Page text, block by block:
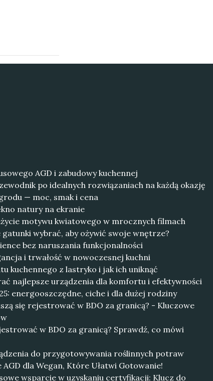
AGD i zabudowy kuchennej
po idealnych rozwiązaniach na każdą okazję
— moc, smak i cena
natury na ekranie
motywu kwiatowego w mrocznych filmach
gatunki wybrać, aby ożywić swoje wnętrze?
bez naruszania funkcjonalności
i trwałość w nowoczesnej kuchni
kuchennego z lastryko i jak ich uniknąć
najlepsze urządzenia dla komfortu i efektywności
energooszczędne, ciche i dla dużej rodziny
się rejestrować w BDO za granicą? - Kluczowe
w BDO za granicą? Sprawdź, co mówi
do przygotowywania roślinnych potraw
dla Wegan, Które Ułatwi Gotowanie!
wsparcie w uzyskaniu certyfikacji: Klucz do